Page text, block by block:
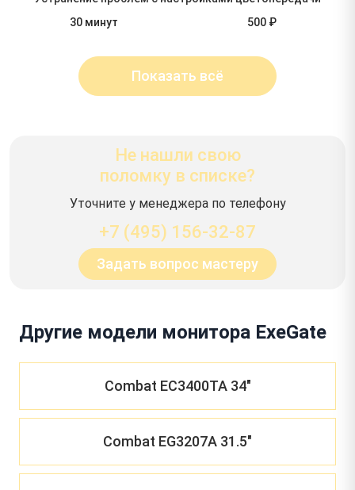
30 минут
500 ₽
Показать всё
Не нашли свою
поломку в списке?
Уточните у менеджера по телефону
+7 (495) 156-32-87
Задать вопрос мастеру
Другие модели монитора ExeGate
Combat EC3400TA 34"
Combat EG3207A 31.5"